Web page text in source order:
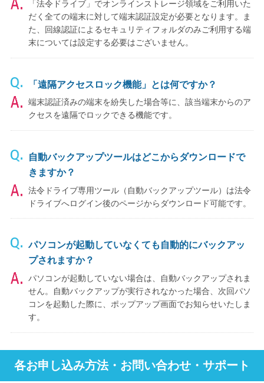
「法令ドライブ」でオンラインストレージ領域をご利用いた
だく全ての端末に対して端末認証設定が必要となります。ま
た、回線認証によるセキュリティフォルダのみご利用する端
末については設定する必要はございません。
「遠隔アクセスロック機能」とは何ですか？
端末認証済みの端末を紛失した場合等に、該当端末からのア
クセスを遠隔でロックできる機能です。
自動バックアップツールはどこからダウンロードで
きますか？
法令ドライブ専用ツール（自動バックアップツール）は法令
ドライブへログイン後のページからダウンロード可能です。
パソコンが起動していなくても自動的にバックアッ
プされますか？
パソコンが起動していない場合は、自動バックアップされま
せん。自動バックアップが実行されなかった場合、次回パソ
コンを起動した際に、ポップアップ画面でお知らせいたしま
す。
各お申し込み方法・お問い合わせ・サポート